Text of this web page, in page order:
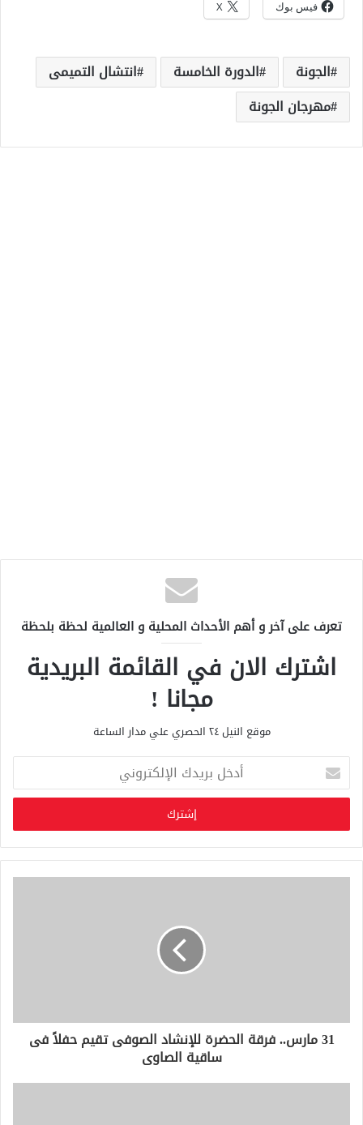
فيس بوك X
الجونة الدورة الخامسة
انتشال التميمى
مهرجان الجونة
تعرف على آخر و أهم الأحداث المحلية و العالمية لحظة بلحظة
اشترك الان في القائمة البريدية
مجانا !
موقع النيل ٢٤ الحصري علي مدار الساعة
خ
ب
ر
ي
ر
31 مارس.. فرقة الحضرة للإنشاد الصوفى تقيم حفلاً فى
ساقية الصاوى